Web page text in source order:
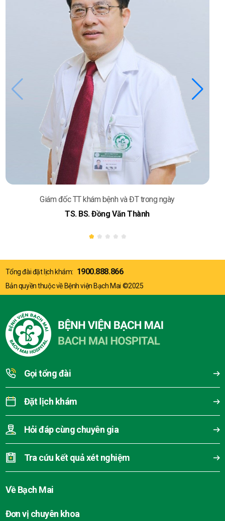
Giám đốc TT khám bệnh và ĐT trong ngày
TS. BS. Đồng Văn Thành
Tổng đài đặt lịch khám: 1900.888.866
Bản quyền thuộc về Bệnh viện Bạch Mai ©2025
Gọi tổng đài
Đặt lịch khám
Hỏi đáp cùng chuyên gia
Tra cứu kết quả xét nghiệm
Về Bạch Mai
Đơn vị chuyên khoa